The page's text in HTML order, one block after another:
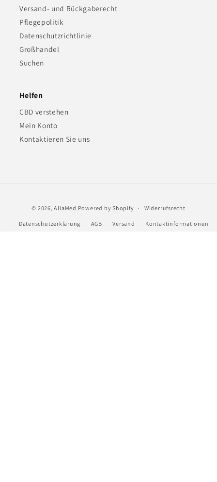
Versand- und Rückgaberecht
Pflegepolitik
Datenschutzrichtlinie
Großhandel
Suchen
Helfen
CBD verstehen
Mein Konto
Kontaktieren Sie uns
© 2026,AliaMed Powered by Shopify Widerrufsrecht
Datenschutzerklärung AGB Versand Kontaktinformationen